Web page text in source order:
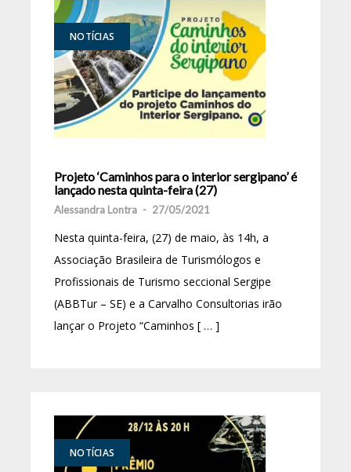
NOTÍCIAS
Projeto ‘Caminhos para o interior sergipano’ é
lançado nesta quinta-feira (27)
Alessandra Lontra - 27/05/2021
Nesta quinta-feira, (27) de maio, às 14h, a
Associação Brasileira de Turismólogos e
Profissionais de Turismo seccional Sergipe
(ABBTur – SE) e a Carvalho Consultorias irão
lançar o Projeto “Caminhos [ … ]
NOTÍCIAS